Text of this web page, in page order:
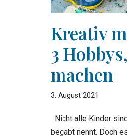
Kreativ
3
machen
3. August 2021
Nicht alle Kinder
begabt nennt. Doch